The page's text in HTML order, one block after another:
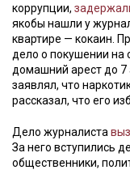
коррупции,
якобы нашли у
квартире — кокаин.
дело о покушении на
домашний арест до 7
заявлял, что
рассказал, что его
Дело журналиста
За него вступились
общественники,